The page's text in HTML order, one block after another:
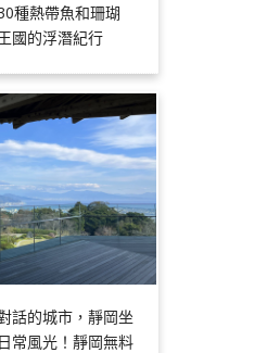
種熱帶魚和珊瑚
國的浮潛紀行
話的城市，靜岡坐
常風光！靜岡無料